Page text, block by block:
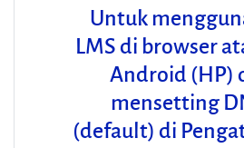
Untuk
LMS di browser
Android (HP)
mensetting
(default) di